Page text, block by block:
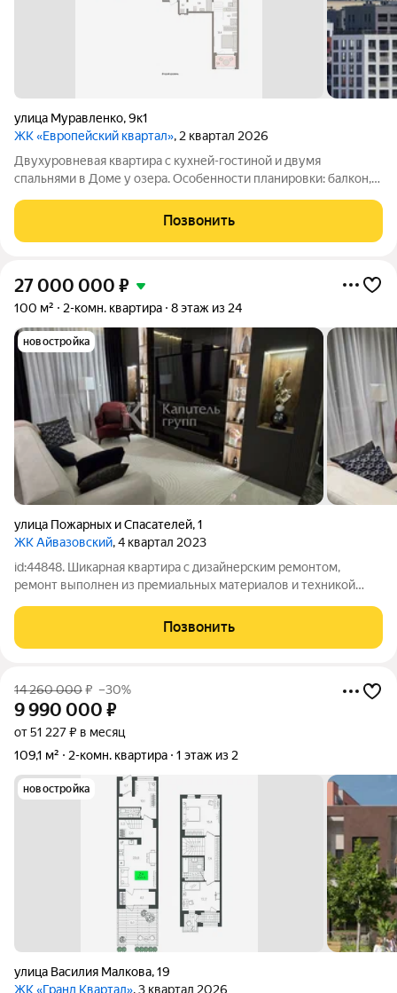
улица Муравленко,9к1
ЖК «Европейский квартал», 2 квартал 2026
Двухуровневая квартира с кухней-гостиной и двумя
спальнями в Доме у озера. Особенности планировки: балкон,
лоджия, мастер-спальня, окна в пол, окно в коридоре, паркинг
в подарок, постирочная,
Позвонить
27 000 000 ₽
100 м² 2-комн. квартира 8 этаж из 24
новостройка
улица Пожарных и Спасателей,1
ЖК Айвазовский, 4 квартал 2023
id:44848. Шикарная квартира с дизайнерским ремонтом,
ремонт выполнен из премиальных материалов и техникой
могли наслаждаться комфортом и уютом. Эта квартира
идеальное сочетание стиля и
Позвонить
14 260 000₽ –30%
9 990 000 ₽
от 51 227 ₽ в месяц
109,1 м²
2-комн. квартира 1 этаж из 2
новостройка
улица Василия Малкова,19
ЖК «Гранд Квартал», 3 квартал 2026